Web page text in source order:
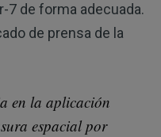
7 de forma adecuada.
de prensa de la
en la aplicación
espacial por